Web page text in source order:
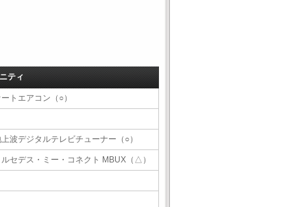
ティ
トエアコン（○）
波デジタルテレビチューナー（○）
セデス・ミー・コネクト MBUX（△）